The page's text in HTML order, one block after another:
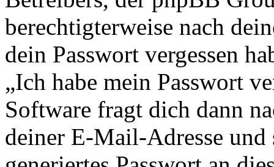
berechtigterweise nach
dein Passwort vergessen
„Ich habe mein Passwort
Software fragt dich dann
deiner E-Mail-Adresse und